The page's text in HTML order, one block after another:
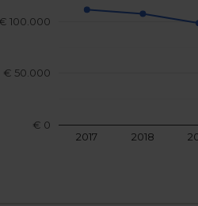
2017 2018
€ 0
€ 50.000
€ 100.000